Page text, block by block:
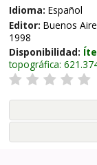
Idioma: Español
Editor: Buenos
1998
Disponibilidad:
topográfica: